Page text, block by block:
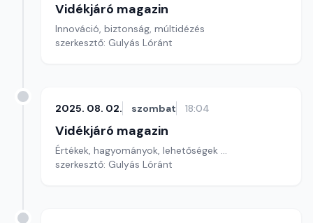
Vidékjáró magazin
Innováció, biztonság, múltidézés
szerkesztő: Gulyás Lóránt
2025. 08. 02. szombat 18:04
Vidékjáró magazin
Értékek, hagyományok, lehetőségek ...
szerkesztő: Gulyás Lóránt